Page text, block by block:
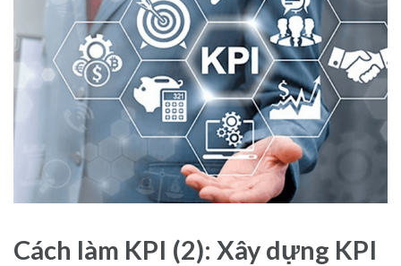
Cách làm KPI (2): Xây dựng KPI